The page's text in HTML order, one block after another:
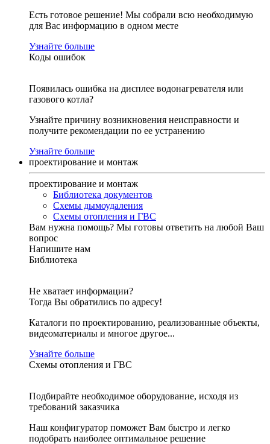
Есть готовое решение! Мы собрали всю необходимую
для Вас информацию в одном месте
Узнайте больше
Коды ошибок
Появилась ошибка на дисплее водонагревателя или
газового котла?
Узнайте причину возникновения неисправности и
получите рекомендации по ее устранению
Узнайте больше
проектирование и монтаж
проектирование и монтаж
Библиотека документов
Схемы дымоудаления
Схемы отопления и ГВС
Вам нужна помощь? Мы готовы ответить на любой Ваш
вопрос
Напишите нам
Библиотека
Не хватает информации?
Тогда Вы обратились по адресу!
Каталоги по проектированию, реализованные объекты,
видеоматериалы и многое другое...
Узнайте больше
Схемы отопления и ГВС
Подбирайте необходимое оборудование, исходя из
требований заказчика
Наш конфигуратор поможет Вам быстро и легко
подобрать наиболее оптимальное решение